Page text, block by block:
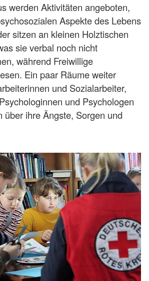
werden Aktivitäten angeboten,
Aspekte des Lebens
sitzen an kleinen Holztischen
sie verbal noch nicht
während Freiwillige
Ein paar Räume weiter
und Sozialarbeiter,
und Psychologen
über ihre Ängste, Sorgen und